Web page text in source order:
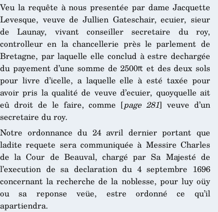
Veu la requête à nous presentée par dame Jacquette
Levesque, veuve de Jullien Gateschair, ecuier, sieur
de Launay, vivant conseiller secretaire du roy,
controlleur en la chancellerie près le parlement de
Bretagne, par laquelle elle conclud à estre dechargée
du payement d’une somme de 2500₶ et des deux sols
pour livre d’icelle, a laquelle elle à esté taxée pour
avoir pris la qualité de veuve d’ecuier, quoyquelle ait
eû droit de le faire, comme [page 281] veuve d’un
secretaire du roy.
Notre ordonnance du 24 avril dernier portant que
ladite requete sera communiquée à Messire Charles
de la Cour de Beauval, chargé par Sa Majesté de
l’execution de sa declaration du 4 septembre 1696
concernant la recherche de la noblesse, pour luy oüy
ou sa reponse veüe, estre ordonné ce qu’il
apartiendra.